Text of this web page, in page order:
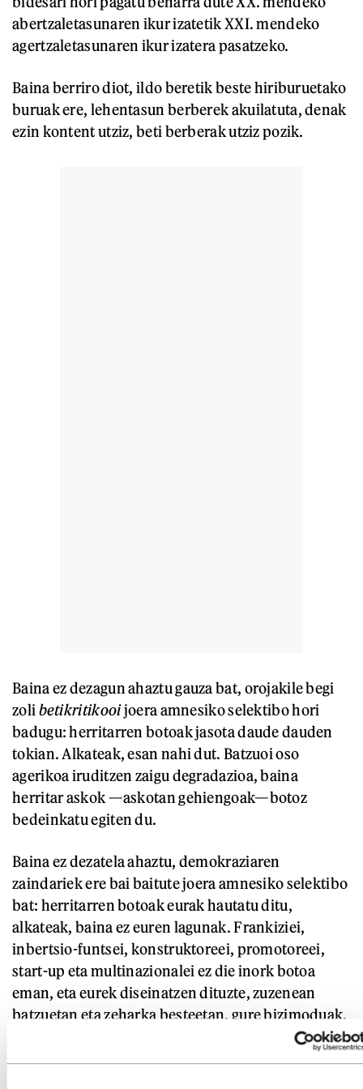
abertzaletasunaren ikur izatetik XXI. mendeko
agertzaletasunaren ikur izatera pasatzeko.
Baina berriro diot, ildo beretik beste hiriburuetako
buruak ere, lehentasun berberek akuilatuta, denak
ezin kontent utziz, beti berberak utziz pozik.
Baina ez dezagun ahaztu gauza bat, orojakile begi
zoli betikritikooijoera amnesiko selektibo hori
badugu: herritarren botoak jasota daude dauden
tokian. Alkateak, esan nahi dut. Batzuoi oso
agerikoa iruditzen zaigu degradazioa, baina
herritar askok —askotan gehiengoak—botoz
bedeinkatu egiten du.
Baina ez dezatela ahaztu, demokraziaren
zaindariek ere bai baitute joera amnesiko selektibo
bat: herritarren botoak eurak hautatu ditu,
alkateak, baina ez euren lagunak. Frankiziei,
inbertsio-funtsei, konstruktoreei, promotoreei,
start-up eta multinazionalei ez die inork botoa
eman, eta eurek diseinatzen dituzte, zuzenean
batzuetan eta zeharka besteetan, gure bizimoduak.
Eta hauek ez gaituzte herritar nahi, bezero baizik.